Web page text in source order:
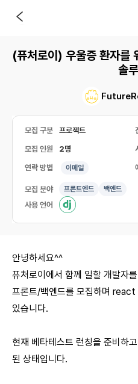
(퓨처로이) 우울증 환자를
솔
모집 구분 프로젝트
모집 인원 2명
연락 방법 이메일
모집 분야 프론트엔드 백엔드
사용 언어
안녕하세요^^
퓨처로이에서 함께 일할 개발자
프론트/백엔드를 모집하며
있습니다.
현재 베타테스트 런칭을 준비하
된 상태입니다.